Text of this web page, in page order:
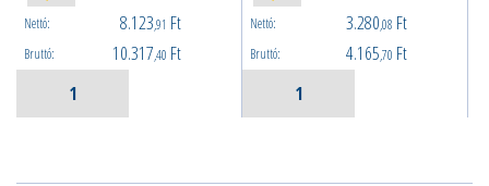
Nettó: 8.123,91 Ft
Bruttó: 10.317,40 Ft
Nettó: 3.280,08 Ft
Bruttó: 4.165,70 Ft